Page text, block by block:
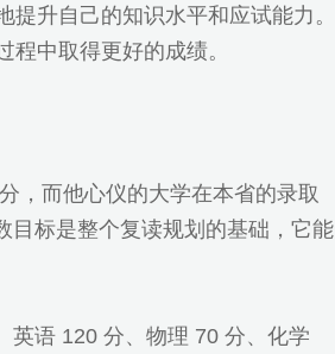
升自己的知识水平和应试能力。
中取得更好的成绩。
，而他心仪的大学在本省的录取
目标是整个复读规划的基础，它能
英语 120 分、物理 70 分、化学